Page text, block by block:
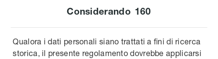
Considerando 160
Qualora i dati personali siano trattati a fini di ricerca
storica, il presente regolamento dovrebbe applicarsi